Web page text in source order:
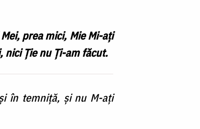
prea mici, Mie Mi-aţi
Ție nu Ți-am făcut.
în temniţă, şi nu M-aţi